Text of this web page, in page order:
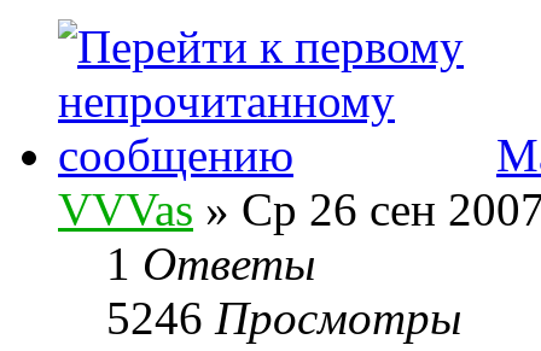
VVVas » Ср 26 сен
1 Ответы
5246 Просмотры